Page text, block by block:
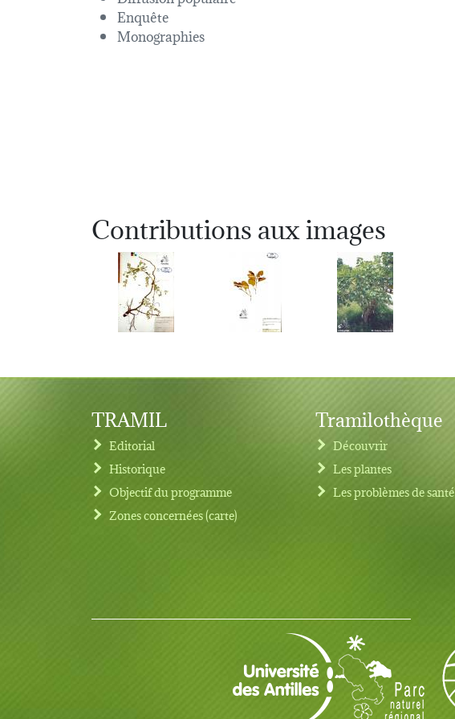
Enquête
Monographies
Contributions aux images
Footer menu
TRAMIL
Editorial
Historique
Objectif du programme
Zones concernées (carte)
Tramilothèque
Découvrir
Les plantes
Les problèmes de santé